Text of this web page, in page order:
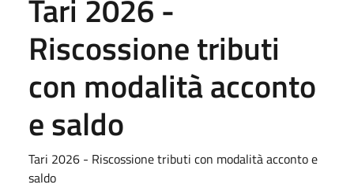
Tari 2026 -
Riscossione tributi
con modalità acconto
e saldo
Tari 2026 - Riscossione tributi con modalità acconto e
saldo